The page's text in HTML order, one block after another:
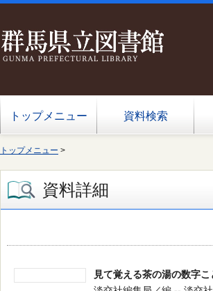
トップメニュー 資料検索
トップメニュー >
資料詳細
見て覚える茶の湯の数字こ